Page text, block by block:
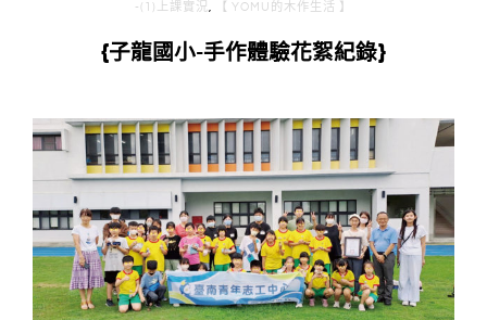
-(1)上課實況, 【 YOMU的木作生活 】
{子龍國小-手作體驗花絮紀錄}